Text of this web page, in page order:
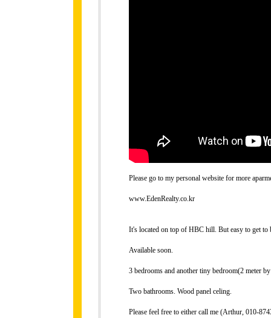
Please go to my personal website for more
www.EdenRealty.co.kr
It's located on top of HBC hill. But easy to get to
Available soon.
3 bedrooms and another tiny bedroom(2 meter
Two bathrooms. Wood panel celing.
Please feel free to either call me (Arthur, 010-